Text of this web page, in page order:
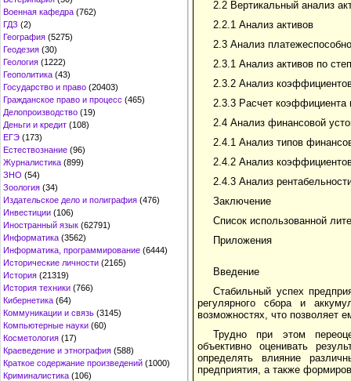
Военная кафедра (762)
ГДЗ (2)
География (5275)
Геодезия (30)
Геология (1222)
Геополитика (43)
Государство и право (20403)
Гражданское право и процесс (465)
Делопроизводство (19)
Деньги и кредит (108)
ЕГЭ (173)
Естествознание (96)
Журналистика (899)
ЗНО (54)
Зоология (34)
Издательское дело и полиграфия (476)
Инвестиции (106)
Иностранный язык (62791)
Информатика (3562)
Информатика, программирование (6444)
Исторические личности (2165)
История (21319)
История техники (766)
Кибернетика (64)
Коммуникации и связь (3145)
Компьютерные науки (60)
Косметология (17)
Краеведение и этнография (588)
Краткое содержание произведений (1000)
Криминалистика (106)
2.2 Вертикальный анализ
2.2.1 Анализ активов
2.3 Анализ
2.3.1 Анализ активов по
2.3.2 Анализ
2.3.3 Расчет коэффициента
2.4 Анализ финансовой
2.4.1 Анализ типов
2.4.2 Анализ
2.4.3 Анализ
Заключение
Список использованной
Приложения
Введение
Стабильный успех
регулярного сбора и
возможностях, что позволяет
Трудно при этом
объективно оценивать
определять влияние
предприятия, а также